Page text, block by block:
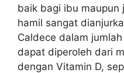
baik bagi ibu maupun
hamil sangat
Caldece dalam
dapat diperoleh dari
dengan Vitamin D,